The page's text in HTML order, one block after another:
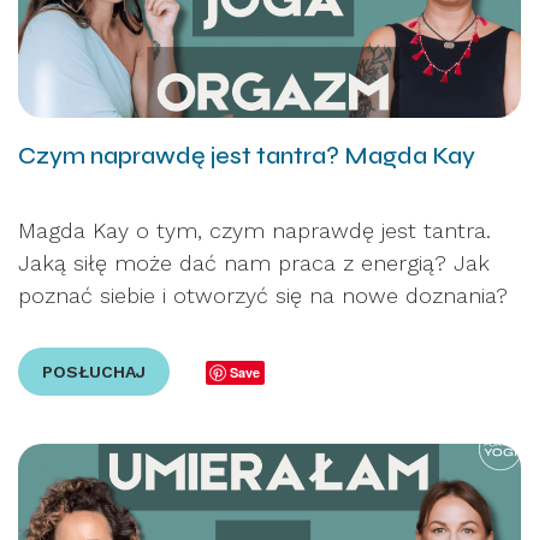
Czym naprawdę jest tantra? Magda Kay
Magda Kay o tym, czym naprawdę jest tantra.
Jaką siłę może dać nam praca z energią? Jak
poznać siebie i otworzyć się na nowe doznania?
POSŁUCHAJ Save